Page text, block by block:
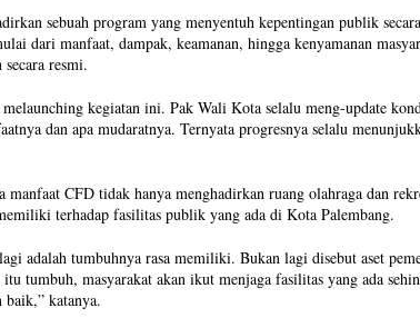
sebuah program yang menyentuh kepentingan publik
dari manfaat, dampak, keamanan, hingga kenyamanan
resmi.
kegiatan ini. Pak Wali Kota selalu meng-update
dan apa mudaratnya. Ternyata progresnya selalu
manfaat CFD tidak hanya menghadirkan ruang olahraga dan
terhadap fasilitas publik yang ada di Kota Palembang.
adalah tumbuhnya rasa memiliki. Bukan lagi disebut aset
tumbuh, masyarakat akan ikut menjaga fasilitas yang ada
baik,” katanya.